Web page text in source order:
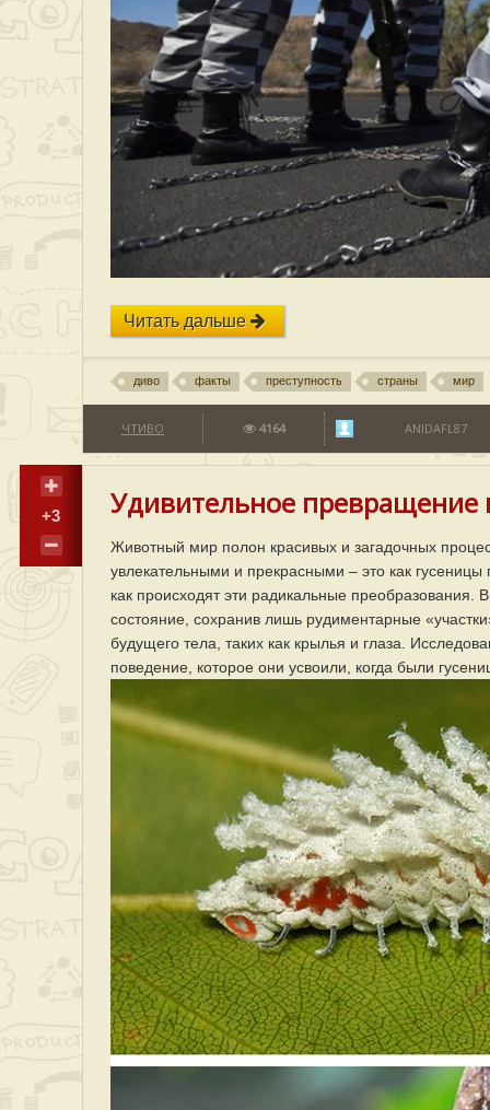
Читать дальше
диво факты преступность страны мир
ЧТИВО 4164 ANIDAFL87
+3 Удивительное превращение
Животный мир полон красивых и загадочных
увлекательными и прекрасными – это как
как происходят эти радикальные преобразования.
состояние, сохранив лишь рудиментарные
будущего тела, таких как крылья и глаза.
поведение, которое они усвоили, когда были